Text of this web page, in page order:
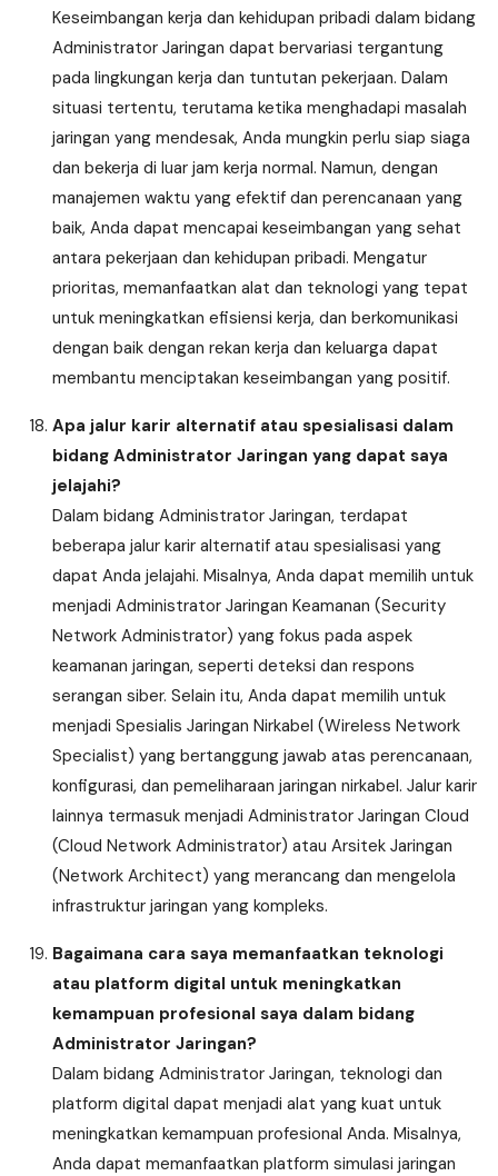
Keseimbangan kerja dan kehidupan pribadi dalam bidang
Administrator Jaringan dapat bervariasi tergantung
pada lingkungan kerja dan tuntutan pekerjaan. Dalam
situasi tertentu, terutama ketika menghadapi masalah
jaringan yang mendesak, Anda mungkin perlu siap siaga
dan bekerja di luar jam kerja normal. Namun, dengan
manajemen waktu yang efektif dan perencanaan yang
baik, Anda dapat mencapai keseimbangan yang sehat
antara pekerjaan dan kehidupan pribadi. Mengatur
prioritas, memanfaatkan alat dan teknologi yang tepat
untuk meningkatkan efisiensi kerja, dan berkomunikasi
dengan baik dengan rekan kerja dan keluarga dapat
membantu menciptakan keseimbangan yang positif.
Apa jalur karir alternatif atau spesialisasi dalam
bidang Administrator Jaringan yang dapat saya
jelajahi?
Dalam bidang Administrator Jaringan, terdapat
beberapa jalur karir alternatif atau spesialisasi yang
dapat Anda jelajahi. Misalnya, Anda dapat memilih untuk
menjadi Administrator Jaringan Keamanan (Security
Network Administrator) yang fokus pada aspek
keamanan jaringan, seperti deteksi dan respons
serangan siber. Selain itu, Anda dapat memilih untuk
menjadi Spesialis Jaringan Nirkabel (Wireless Network
Specialist) yang bertanggung jawab atas perencanaan,
konfigurasi, dan pemeliharaan jaringan nirkabel. Jalur karir
lainnya termasuk menjadi Administrator Jaringan Cloud
(Cloud Network Administrator) atau Arsitek Jaringan
(Network Architect) yang merancang dan mengelola
infrastruktur jaringan yang kompleks.
Bagaimana cara saya memanfaatkan teknologi
atau platform digital untuk meningkatkan
kemampuan profesional saya dalam bidang
Administrator Jaringan?
Dalam bidang Administrator Jaringan, teknologi dan
platform digital dapat menjadi alat yang kuat untuk
meningkatkan kemampuan profesional Anda. Misalnya,
Anda dapat memanfaatkan platform simulasi jaringan